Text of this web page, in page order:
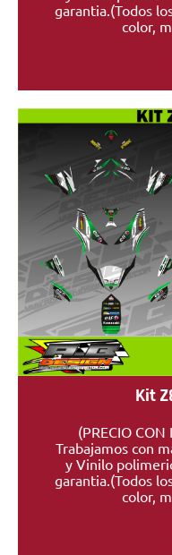
garantia.(Todos
color,
Kit
(PRECIO
Trabajamos con
y Vinilo
garantia.(Todos
color,